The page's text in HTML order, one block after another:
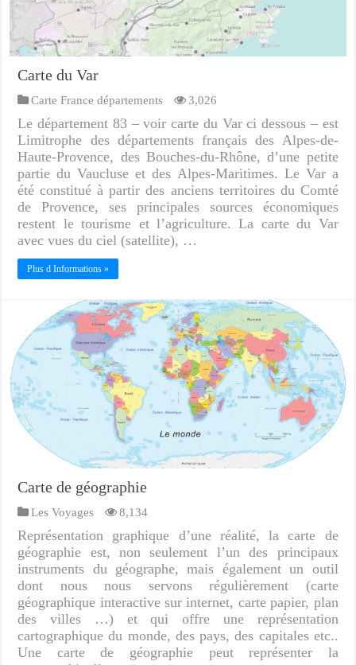
Carte du Var
Carte France départements 3,026
Le département 83 – voir carte du Var ci dessous – est
Limitrophe des départements français des Alpes-de-
Haute-Provence, des Bouches-du-Rhône, d’une petite
partie du Vaucluse et des Alpes-Maritimes. Le Var a
été constitué à partir des anciens territoires du Comté
de Provence, ses principales sources économiques
restent le tourisme et l’agriculture. La carte du Var
avec vues du ciel (satellite), …
Plus d Informations »
Carte de géographie
Les Voyages 8,134
Représentation graphique d’une réalité, la carte de
géographie est, non seulement l’un des principaux
instruments du géographe, mais également un outil
dont nous nous servons régulièrement (carte
géographique interactive sur internet, carte papier, plan
des villes …) et qui offre une représentation
cartographique du monde, des pays, des capitales etc..
Une carte de géographie peut représenter la